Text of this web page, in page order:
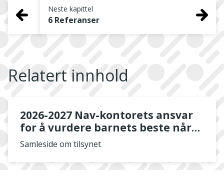
Neste kapittel
6 Referanser
Relatert innhold
2026-2027 Nav-kontorets ansvar
for å vurdere barnets beste når
familien søker sosialhjelp
Samleside om tilsynet